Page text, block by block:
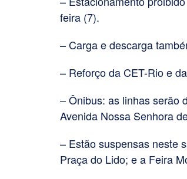
feira (7).
– Carga e descarga
– Reforço da CET-Rio e
– Ônibus: as linhas serão
Avenida Nossa Senhora
– Estão suspensas neste
Praça do Lido; e a Feira